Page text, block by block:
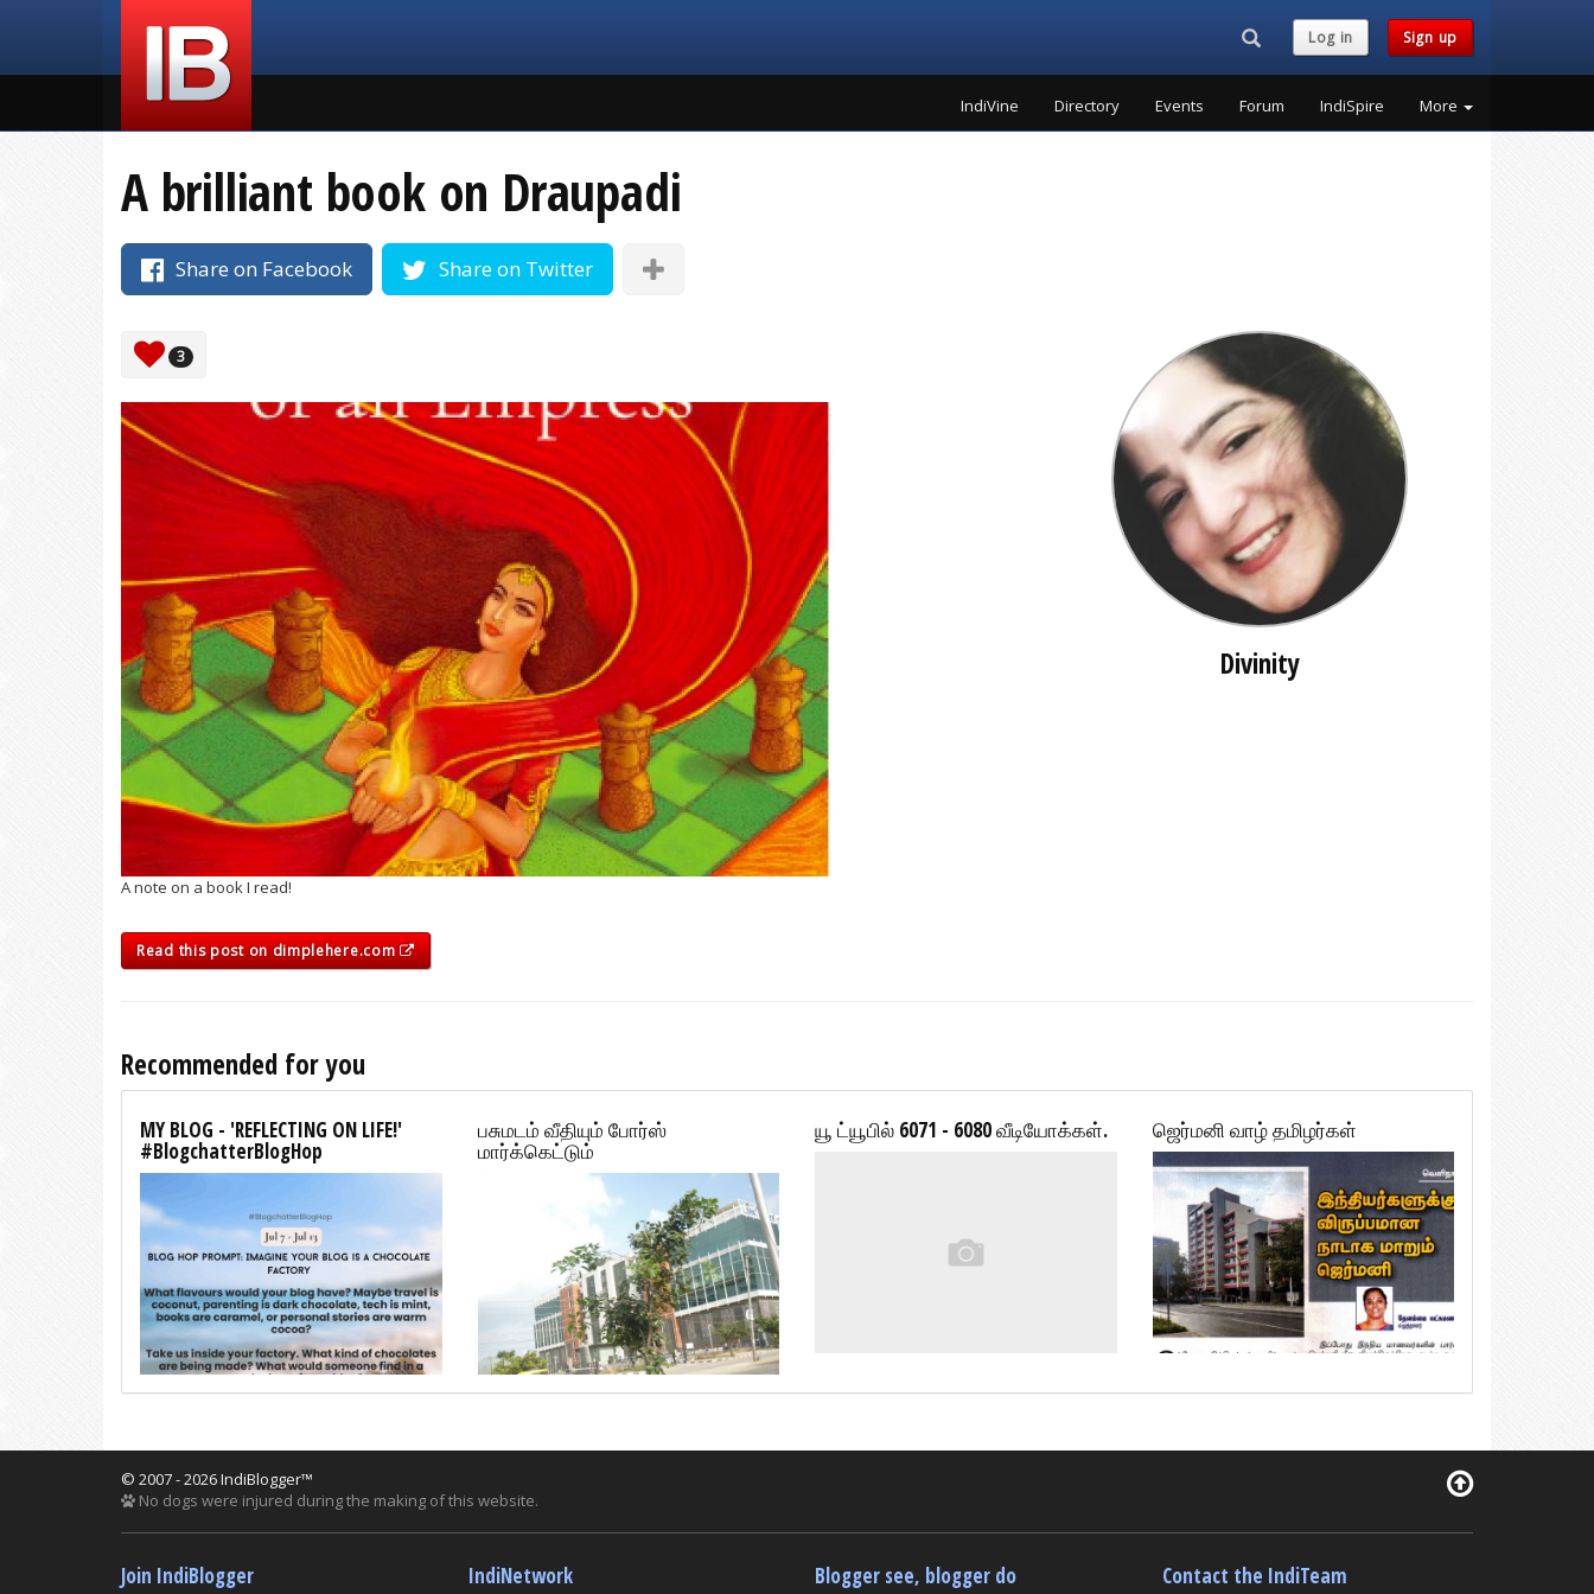
Search...Log in Sign up
IndiVine Directory Events Forum IndiSpire More
A brilliant book on Draupadi
Share on Facebook Share on Twitter
3
A note on a book I read!
Read this post on dimplehere.com
Divinity
Recommended for you
MY BLOG - 'REFLECTING ON LIFE!'
#BlogchatterBlogHop
பசுமடம் வீதியும் போர்ஸ்
மார்க்கெட்டும்
யூ ட்யூபில் 6071 - 6080 வீடியோக்கள். ஜெர்மனி வாழ் தமிழர்கள்
© 2007 - 2026 IndiBlogger™
No dogs were injured during the making of this website.
Join IndiBlogger IndiNetwork Blogger see, blogger do Contact the IndiTeam